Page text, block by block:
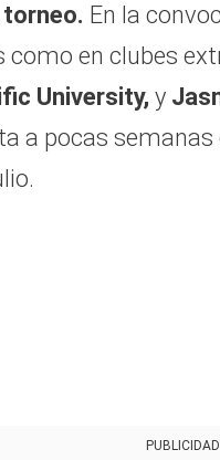
En la
en clubes
University, y
a pocas
PUBLICIDAD